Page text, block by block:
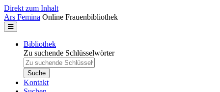
Direkt zum Inhalt
Ars Femina Online Frauenbibliothek
Bibliothek
Zu suchende Schlüsselwörter
Kontakt